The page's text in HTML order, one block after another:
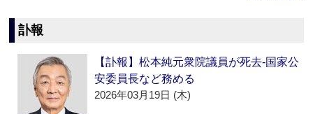
訃報
【訃報】松本純元衆院議員が死去‐国家公
安委員長など務める
2026年03月19日 (木)